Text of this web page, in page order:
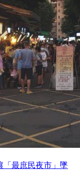
「最庶民夜市」墜